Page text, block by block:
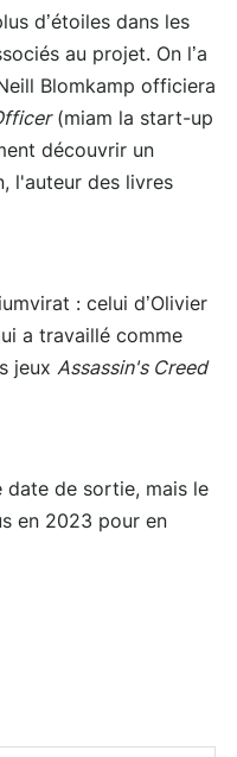
d’étoiles dans les
au projet. On l’a
Blomkamp officiera
(miam la start-up
découvrir un
l'auteur des livres
: celui d’Olivier
a travaillé comme
jeux Assassin's Creed
de sortie, mais le
en 2023 pour en